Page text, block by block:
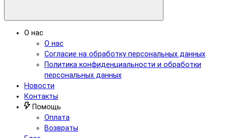
О нас
О нас
Согласие на обработку персональных данных
Политика конфиденциальности и обработки
персональных данных
Новости
Контакты
Помощь
Оплата
Возвраты